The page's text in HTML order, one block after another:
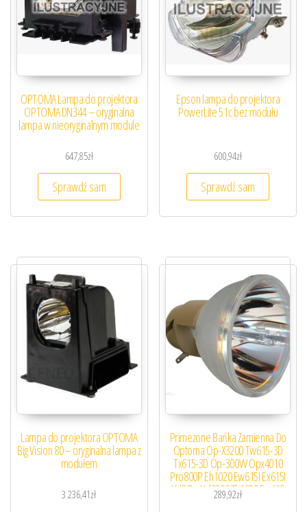
OPTOMA Lampa do projektora
OPTOMA DN344 – oryginalna
lampa w nieoryginalnym module
647,85zł
Sprawdź sam
Epson lampa do projektora
PowerLite 51c bez modułu
600,94zł
Sprawdź sam
Lampa do projektora OPTOMA
Big Vision 80 – oryginalna lampa z
modułem
3 236,41zł
Primezone Bańka Zamienna Do
Optoma Op-X3200 Tw615-3D
Tx615-3D Op-300W Opx4010
Pro800P Eh1020 Ew615I Ex615I
Hd20Lv Hd2200 Th1020 Ew615
(LAMP74987ZB)
289,92zł